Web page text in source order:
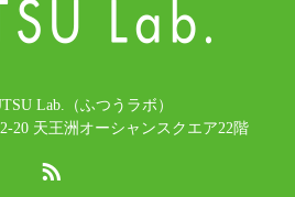
Lab.（ふつうラボ）
20 天王洲オーシャンスクエア22階